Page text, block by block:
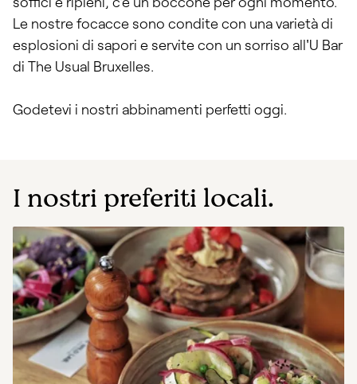
Le nostre focacce sono condite con una varietà di
esplosioni di sapori e servite con un sorriso all'U Bar
di The Usual Bruxelles.
Godetevi i nostri abbinamenti perfetti oggi.
I nostri preferiti locali.